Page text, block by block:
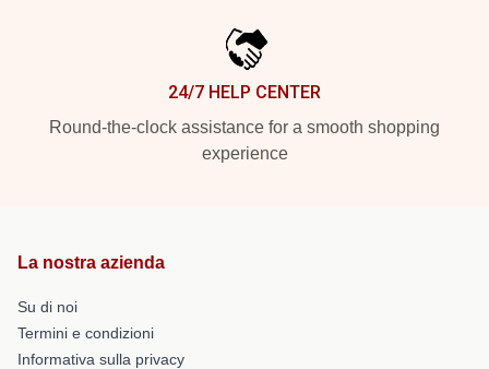
24/7 HELP CENTER
Round-the-clock assistance for a smooth shopping
experience
La nostra azienda
Su di noi
Termini e condizioni
Informativa sulla privacy